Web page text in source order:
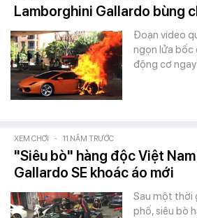
Lamborghini Gallardo bùng
Đoạn video
ngọn lửa bốc
động cơ
XEM CHƠI - 11 NĂM TRƯỚC
"Siêu bò" hàng độc Việt
Gallardo SE khoác áo mới
Sau một thời
phố, siêu bò